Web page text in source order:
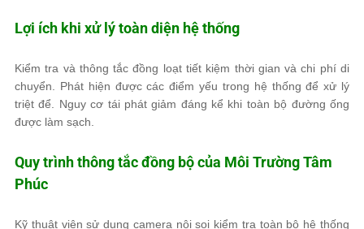
Lợi ích khi xử lý toàn diện hệ thống
Kiểm tra và thông tắc đồng loạt tiết kiệm thời gian và chi phí di
chuyển. Phát hiện được các điểm yếu trong hệ thống để xử lý
triệt để. Nguy cơ tái phát giảm đáng kể khi toàn bộ đường ống
được làm sạch.
Quy trình thông tắc đồng bộ của Môi Trường Tâm
Phúc
Kỹ thuật viên sử dụng camera nội soi kiểm tra toàn bộ hệ thống